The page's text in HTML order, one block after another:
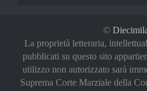
©
La proprietà letteraria,
pubblicati su questo sito
utilizzo non autorizzato sarà
Suprema Corte Marziale della